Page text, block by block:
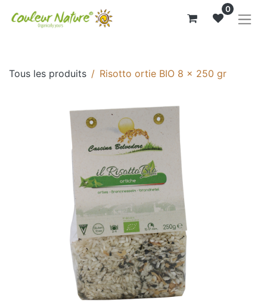
0
Tous les produits Risotto ortie BIO 8 x 250 gr